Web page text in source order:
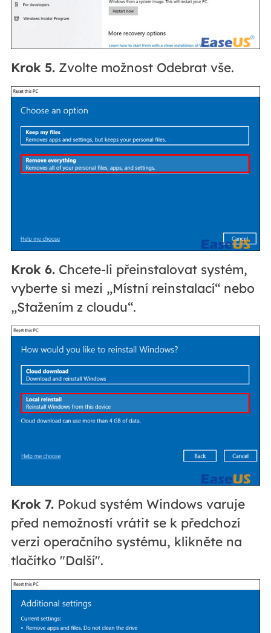
Krok 5.Zvolte možnost Odebrat vše.
Krok 6.Chcete-li přeinstalovat systém,
vyberte si mezi „Místní reinstalací“ nebo
„Stažením z cloudu“.
Krok 7.Pokud systém Windows varuje
před nemožností vrátit se k předchozí
verzi operačního systému, klikněte na
tlačítko "Další".